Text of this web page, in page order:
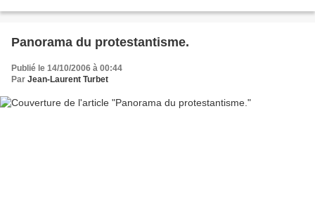
Panorama du protestantisme.
Publié le 14/10/2006 à 00:44
Par Jean-Laurent Turbet